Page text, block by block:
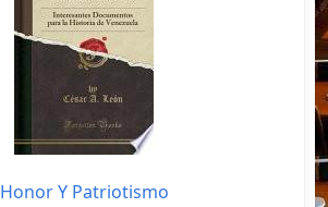
Honor Y Patriotismo